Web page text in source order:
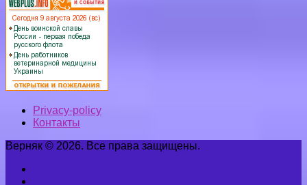
Privacy-policy
Контакты
Верняк © 2026. Все права защищены.